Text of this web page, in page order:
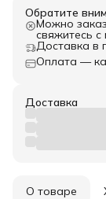
Обратите
Можно
свяжитесь
Доставка в
Оплата —
Доставка
О товаре